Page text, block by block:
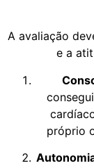
A avaliação
e a
próprio